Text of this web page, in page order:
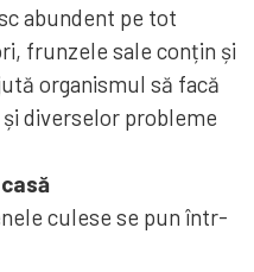
abundent pe tot
frunzele sale conțin și
organismul să facă
diverselor probleme
culese se pun într-